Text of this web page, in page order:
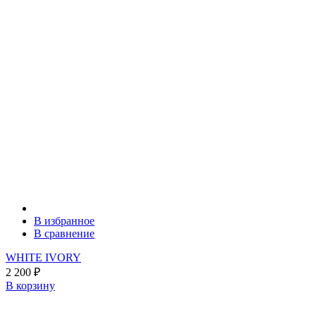
В избранное
В сравнение
WHITE IVORY
2 200 ₽
В корзину